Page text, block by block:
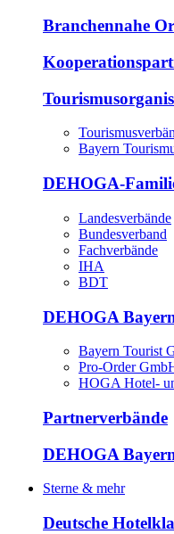
Branchennahe
Bayern
DEHOGA-
Landesverbände
Bundesverband
Fachverbände
IHA
BDT
DEHOGA
Bayern Tourist
Pro-Order
HOGA Hotel-
Partnerverbände
DEHOGA
Sterne & mehr
Deutsche